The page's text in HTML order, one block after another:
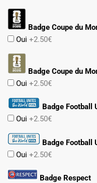
Badge Coupe du
Oui +2.50€
Badge Coupe du
Oui +2.50€
Badge Football
Oui +2.50€
Badge Football
Oui +2.50€
Badge Respect